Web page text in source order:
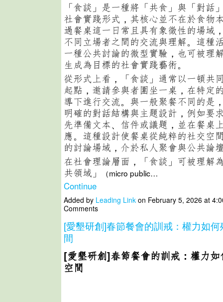
「食談」是一種將「共食」與「對話
社會實踐形式，其核心並不在於食物
過餐桌這一日常且具有象徵性的場域
不同立場者之間的交流與理解。這種
一種公共討論的微型實驗，也可被理
生成為目標的社會實踐藝術。
從形式上看，「食談」通常以一頓共
起點，邀請參與者圍坐一桌，在特定
導下進行交流。與一般聚餐不同的是
明確的對話結構與主題設計，例如要
先準備文本、信件或議題，並在餐桌
應。這種設計使餐桌從純粹的社交空
的討論場域，介於私人聚會與公共論
在社會理論層面，「食談」可被理解
共領域」
（micro public…
Continue
Added by Leading Linkon February 5, 2026 at
Comments
[愛墾研創]春節餐會的訓戒：權力如
間
[愛墾研創]春節餐會的訓戒：權力
空間